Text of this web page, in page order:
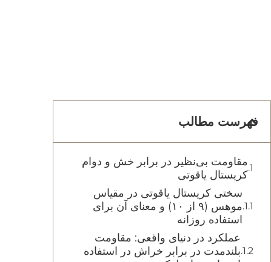
فهرست مطالب
مقاومت بی‌نظیر در برابر خش و دوام
کریستال یاقوتی
سختی کریستال یاقوتی در مقیاس
موهس (۹ از ۱۰) و معنای آن برای
استفاده روزانه
عملکرد در دنیای واقعی: مقاومت
بلندمدت در برابر خراش در استفاده